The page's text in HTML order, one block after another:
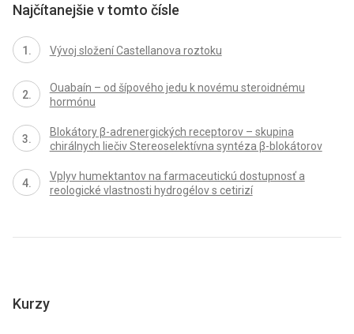
Najčítanejšie v tomto čísle
Vývoj složení Castellanova roztoku
Ouabaín – od šípového jedu k novému steroidnému
hormónu
Blokátory β-adrenergických receptorov – skupina
chirálnych liečiv Stereoselektívna syntéza β-blokátorov
Vplyv humektantov na farmaceutickú dostupnosť a
reologické vlastnosti hydrogélov s cetirizí
Kurzy